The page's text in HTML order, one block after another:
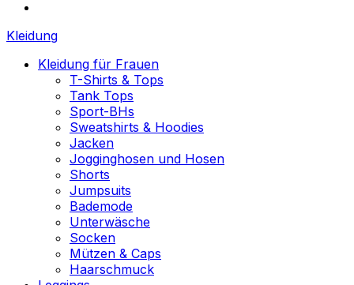
Kleidung
Kleidung für Frauen
T-Shirts & Tops
Tank Tops
Sport-BHs
Sweatshirts & Hoodies
Jacken
Jogginghosen und Hosen
Shorts
Jumpsuits
Bademode
Unterwäsche
Socken
Mützen & Caps
Haarschmuck